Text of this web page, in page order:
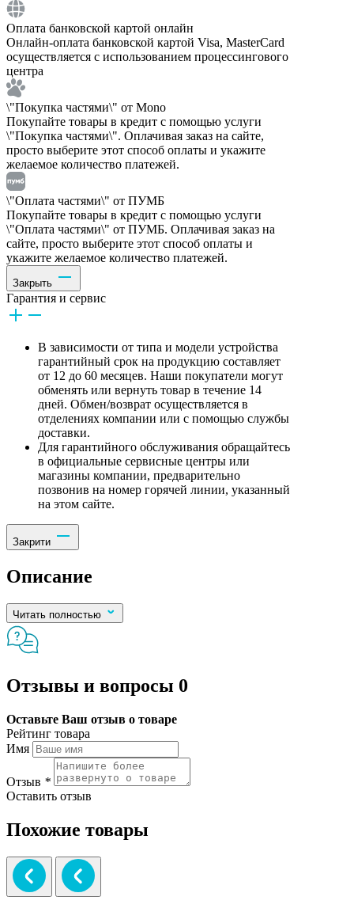
Оплата банковской картой онлайн
Онлайн-оплата банковской картой Visa, MasterCard
осуществляется с использованием процессингового
центра
\"Покупка частями\" от Mono
Покупайте товары в кредит с помощью услуги
\"Покупка частями\". Оплачивая заказ на сайте,
просто выберите этот способ оплаты и укажите
желаемое количество платежей.
\"Оплата частями\" от ПУМБ
Покупайте товары в кредит с помощью услуги
\"Оплата частями\" от ПУМБ. Оплачивая заказ на
сайте, просто выберите этот способ оплаты и
укажите желаемое количество платежей.
Закрыть
Гарантия и сервис
В зависимости от типа и модели устройства
гарантийный срок на продукцию составляет
от 12 до 60 месяцев. Наши покупатели могут
обменять или вернуть товар в течение 14
дней. Обмен/возврат осуществляется в
отделениях компании или с помощью службы
доставки.
Для гарантийного обслуживания обращайтесь
в официальные сервисные центры или
магазины компании, предварительно
позвонив на номер горячей линии, указанный
на этом сайте.
Закрити
Описание
Читать полностью
Отзывы и вопросы 0
Оставьте Ваш отзыв о товаре
Рейтинг товара
Имя
Отзыв *
Оставить отзыв
Похожие товары